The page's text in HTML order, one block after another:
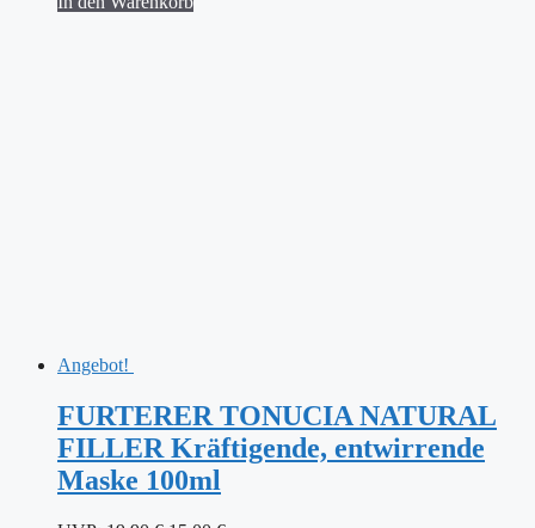
Angebot!
FURTERER TONUCIA NATURAL
FILLER Kräftigende, entwirrende
Maske 100ml